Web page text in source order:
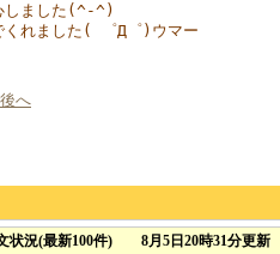
しました(^-^)
くれました( ゜Д゜)ウマー
へ